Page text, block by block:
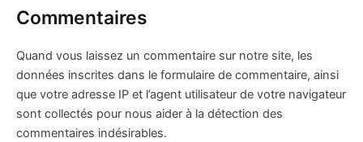
Commentaires
Quand vous laissez un commentaire sur notre site, les
données inscrites dans le formulaire de commentaire, ainsi
que votre adresse IP et l’agent utilisateur de votre navigateur
sont collectés pour nous aider à la détection des
commentaires indésirables.